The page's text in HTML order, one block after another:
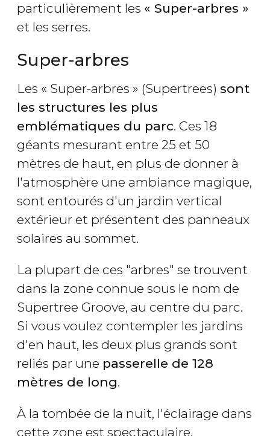
particulièrement les « Super-arbres »
et les serres.
Super-arbres
Les « Super-arbres » (Supertrees) sont
les structures les plus
emblématiques du parc. Ces 18
géants mesurant entre 25 et 50
mètres de haut, en plus de donner à
l'atmosphère une ambiance magique,
sont entourés d'un jardin vertical
extérieur et présentent des panneaux
solaires au sommet.
La plupart de ces "arbres" se trouvent
dans la zone connue sous le nom de
Supertree Groove, au centre du parc.
Si vous voulez contempler les jardins
d'en haut, les deux plus grands sont
reliés par une passerelle de 128
mètres de long.
À la tombée de la nuit, l'éclairage dans
cette zone est spectaculaire.